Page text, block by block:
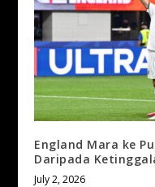
England Mara ke
Daripada
July 2, 2026